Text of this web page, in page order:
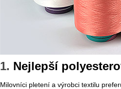
1. Nejlepší
Milovníci pletení a výrobci textilu